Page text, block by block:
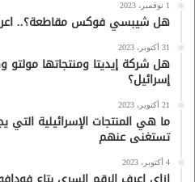
1 نوفمبر، 2023
هل شيبسي فوكس مقاطعة؟..
31 أكتوبر، 2023
هل شركة إيديتا ومنتجاتها
إسرائيل؟
21 أكتوبر، 2023
تستغنى عنهم
4 أكتوبر، 2023